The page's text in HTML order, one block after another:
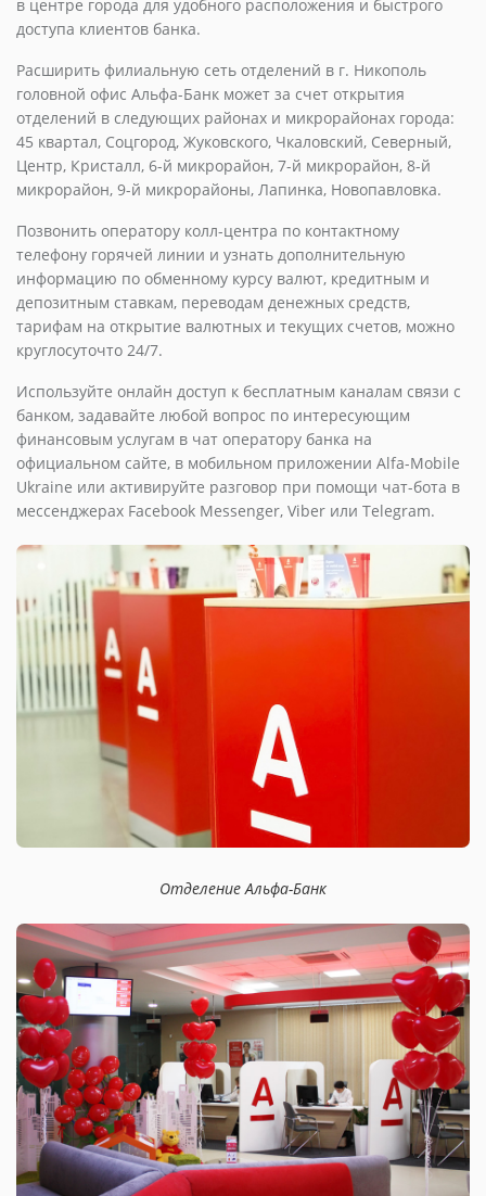
в центре города для удобного расположения и быстрого
доступа клиентов банка.
Расширить филиальную сеть отделений в г. Никополь
головной офис Альфа-Банк может за счет открытия
отделений в следующих районах и микрорайонах города:
45 квартал, Соцгород, Жуковского, Чкаловский, Северный,
Центр, Кристалл, 6-й микрорайон, 7-й микрорайон, 8-й
микрорайон, 9-й микрорайоны, Лапинка, Новопавловка.
Позвонить оператору колл-центра по контактному
телефону горячей линии и узнать дополнительную
информацию по обменному курсу валют, кредитным и
депозитным ставкам, переводам денежных средств,
тарифам на открытие валютных и текущих счетов, можно
круглосуточто 24/7.
Используйте онлайн доступ к бесплатным каналам связи с
банком, задавайте любой вопрос по интересующим
финансовым услугам в чат оператору банка на
официальном сайте, в мобильном приложении Alfa-Mobile
Ukraine или активируйте разговор при помощи чат-бота в
мессенджерах Facebook Messenger, Viber или Telegram.
Отделение Альфа-Банк